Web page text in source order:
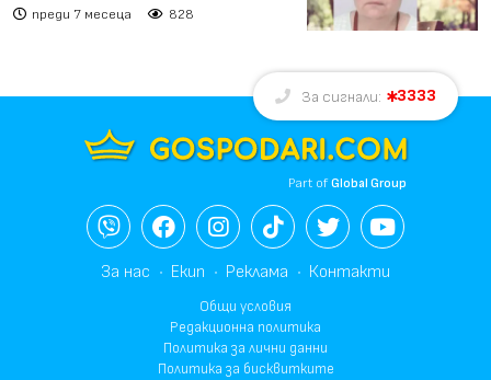
преди 7 месеца 828
За сигнали: 3333
Part ofGlobal Group
За нас Екип Реклама Контакти
Общи условия
Редакционна политика
Политика за лични данни
Политика за бисквитките